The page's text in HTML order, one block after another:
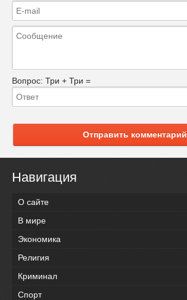
Вопрос: Три + Три =
Отправить комментарий
Навигация
О сайте
В мире
Экономика
Религия
Криминал
Спорт